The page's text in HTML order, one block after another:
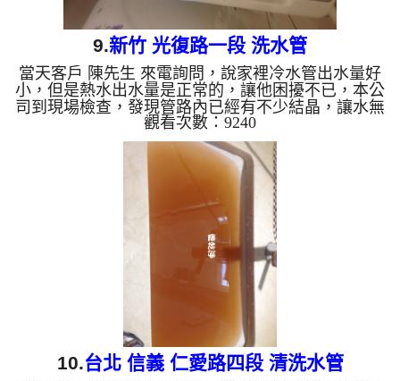
9.新竹 光復路一段 洗水管
當天客戶 陳先生 來電詢問，說家裡冷水管出水量好
小，但是熱水出水量是正常的，讓他困擾不已，本公
司到現場檢查，發現管路內已經有不少結晶，讓水無
法正常通過，本公司架設 管路清洗機 ，開始 清洗水
管 ，水龍頭噴出黃色的髒水，如下圖片，客戶 陳先
生 很好奇的說，原來裡面躲了這麼多東西， 洗水管
時堵塞了兩次，本公司改用特殊工法， 水管清洗 約
兩個小時後，冷水管出水已恢復正常，客戶 陳先生
很高興，總算能正常用水。 清洗水管, 水管清洗, 洗
水管, 熱水管堵塞, 熱水忽冷忽熱 ...
觀看次數：9240
10.台北 信義 仁愛路四段 清洗水管